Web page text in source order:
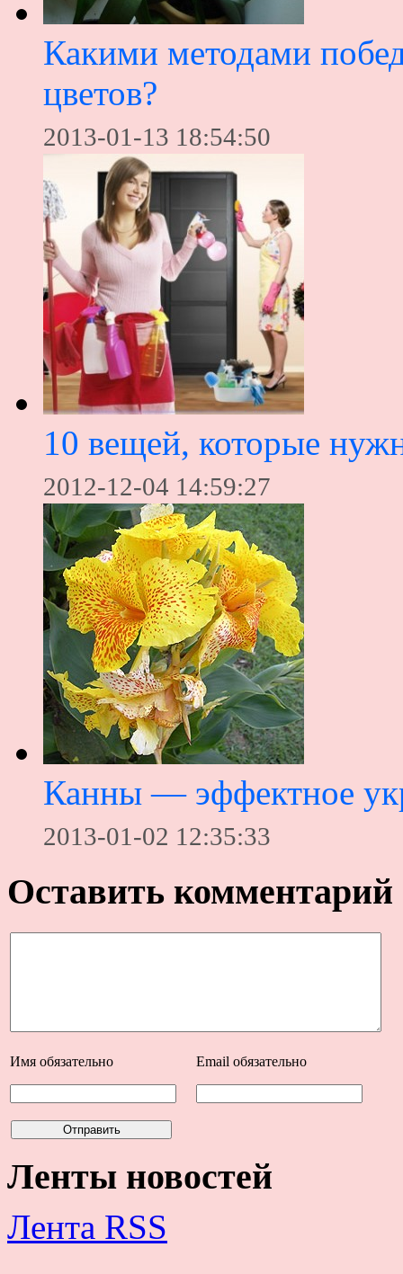
Какими методами
цветов?
2013-01-13 18:54:50
10 вещей, которые
2012-12-04 14:59:27
Канны — эффектное
2013-01-02 12:35:33
Оставить комментарий
Имя обязательно Email обязательно
Ленты новостей
Лента RSS